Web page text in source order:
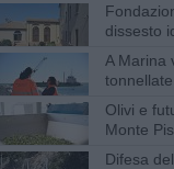
dissesto
A Marina
Olivi e
Monte
Difesa